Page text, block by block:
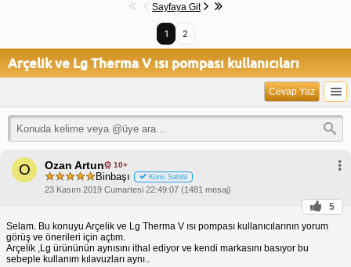
Sayfaya Git
1 2
Arçelik ve Lg Therma V ısı pompası kullanıcıları
Cevap Yaz
O Ozan Artun 10+
Binbaşı Konu Sahibi
23 Kasım 2019 Cumartesi 22:49:07 (1481 mesaj)
5
Selam. Bu konuyu Arçelik ve Lg Therma V ısı pompası kullanıcılarının yorum
görüş ve önerileri için açtım.
Arçelik ,Lg ürününün aynısını ithal ediyor ve kendi markasını basıyor bu
sebeple kullanım kılavuzları aynı..